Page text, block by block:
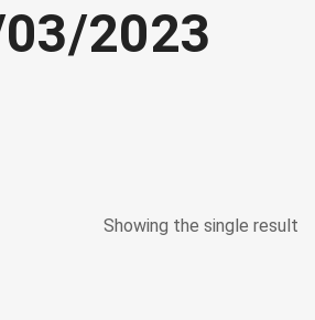
2023
Showing the single result